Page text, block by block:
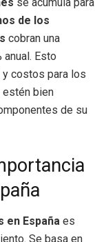
se acumula para
de los
cobran una
Esto
costos para los
bien
de su
en España es
Se basa en